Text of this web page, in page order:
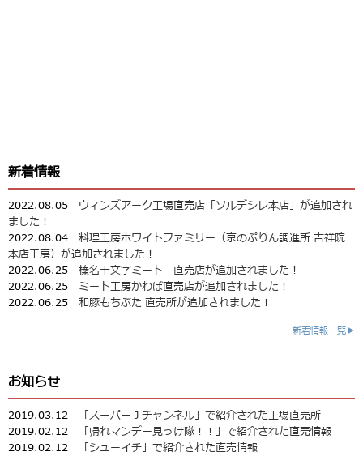
新着情報
2022.08.05 ウィンズアーク工場直売店「ソルデシレ本店」が追加され
ました！
2022.08.04 料理工房ホワイトファミリー（京のぷりん調進所 吉祥院
本店工房）が追加されました！
2022.06.25 榛名十文字ミート 直売店が追加されました！
2022.06.25 ミート工房かわば直売店が追加されました！
2022.06.25 和豚もちぶた 直売所が追加されました！
新着情報一覧▶
お知らせ
2019.03.12
「スーパーＪチャンネル」で紹介された工場直売所
2019.02.12
「帰れマンデー見っけ隊！！」で紹介された直売情報
2019.02.12
「シューイチ」で紹介された直売情報